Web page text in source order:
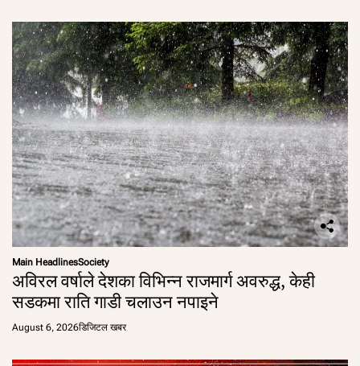
Main HeadlinesSociety
अविरल वर्षाले देशका विभिन्न राजमार्ग अवरुद्ध, केही
सडकमा राति गाडी चलाउन नपाइने
August 6, 2026डिजिटल खबर